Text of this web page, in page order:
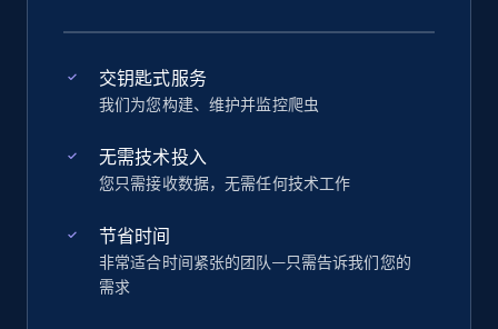
交钥匙式服务
我们为您构建、维护并监控爬虫
无需技术投入
您只需接收数据，无需任何技术工作
节省时间
非常适合时间紧张的团队—只需告诉我们您的
需求